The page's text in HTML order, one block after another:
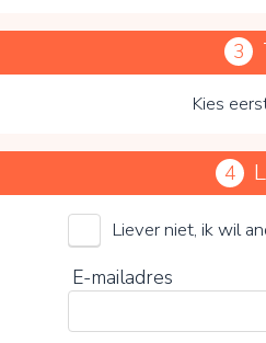
3
Kies
HU voor
Kies je vrijwillige
0%
4
Liever niet, ik wil
E-mailadres